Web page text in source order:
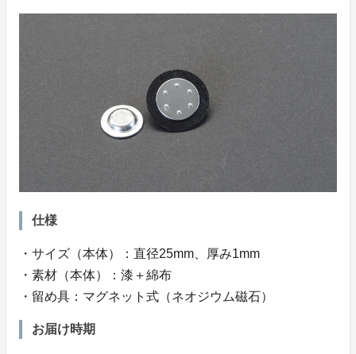
仕様
・サイズ（本体）：直径25mm、厚み1mm
・素材（本体）：漆＋綿布
・留め具：マグネット式（ネオジウム磁石）
お届け時期